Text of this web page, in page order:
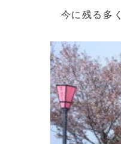
今に残る多